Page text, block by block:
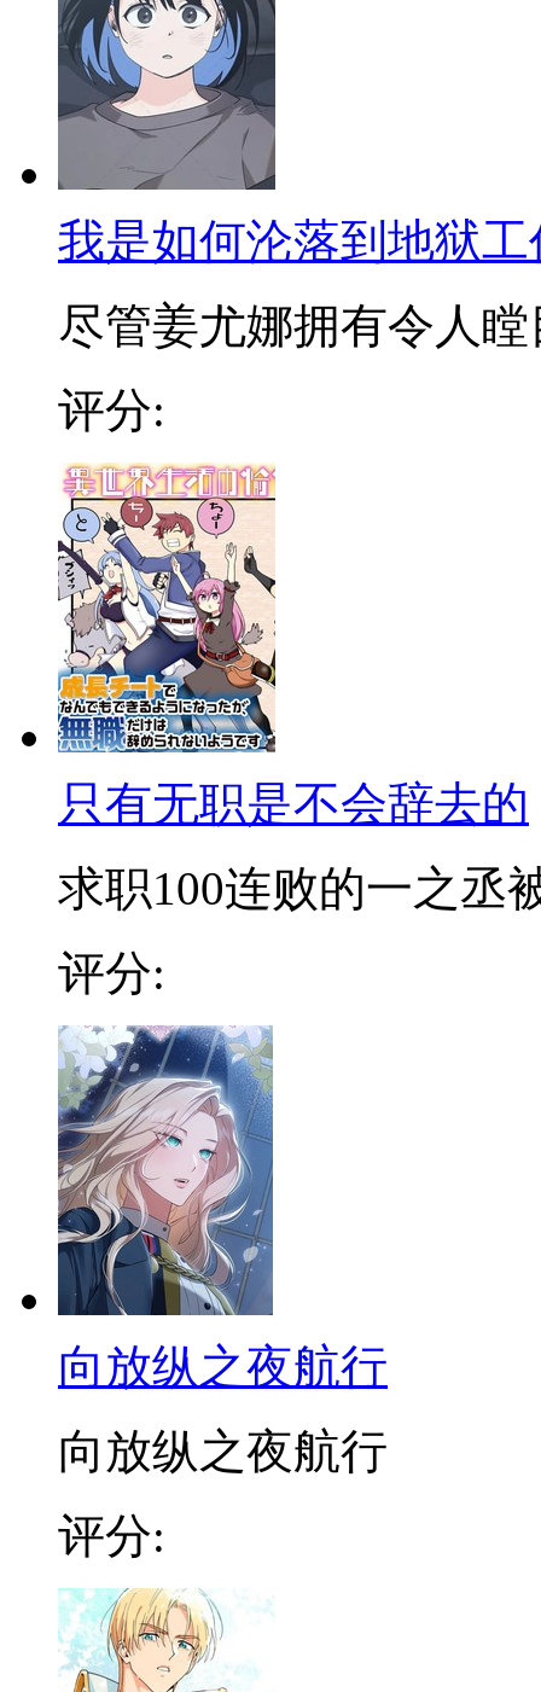
我是如何沦落到地狱工
尽管姜尤娜拥有令人瞠
评分:
只有无职是不会辞去的
求职100连败的一之丞
评分:
向放纵之夜航行
向放纵之夜航行
评分: